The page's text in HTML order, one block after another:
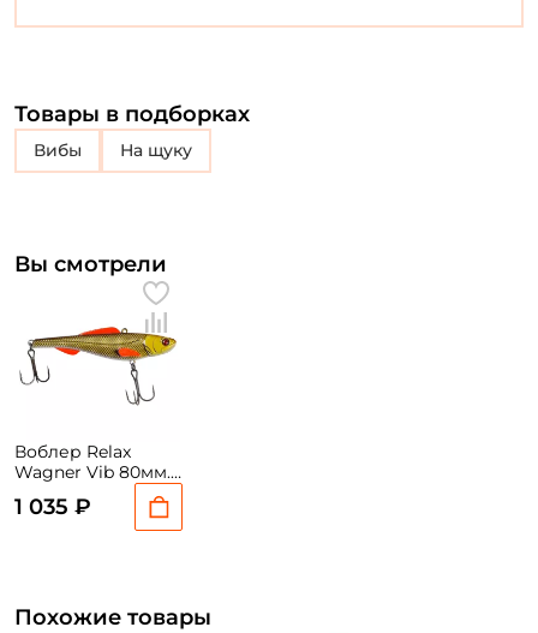
Товары в подборках
Вибы на щуку
Вы смотрели
Воблер Relax
Wagner Vib 80мм.
19гр. C02 sinking
1 035 ₽
Похожие товары